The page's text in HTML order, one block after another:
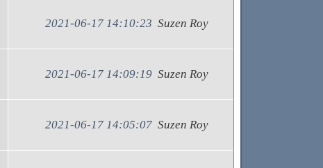
2021-06-17 14:10:23 Suzen Roy
2021-06-17 14:09:19 Suzen Roy
2021-06-17 14:05:07 Suzen Roy